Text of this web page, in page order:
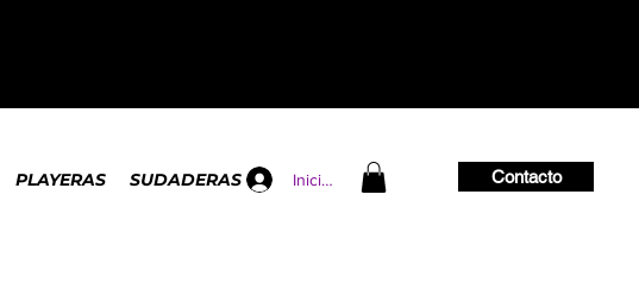
PLAYERAS SUDADERAS Iniciar sesión Contacto